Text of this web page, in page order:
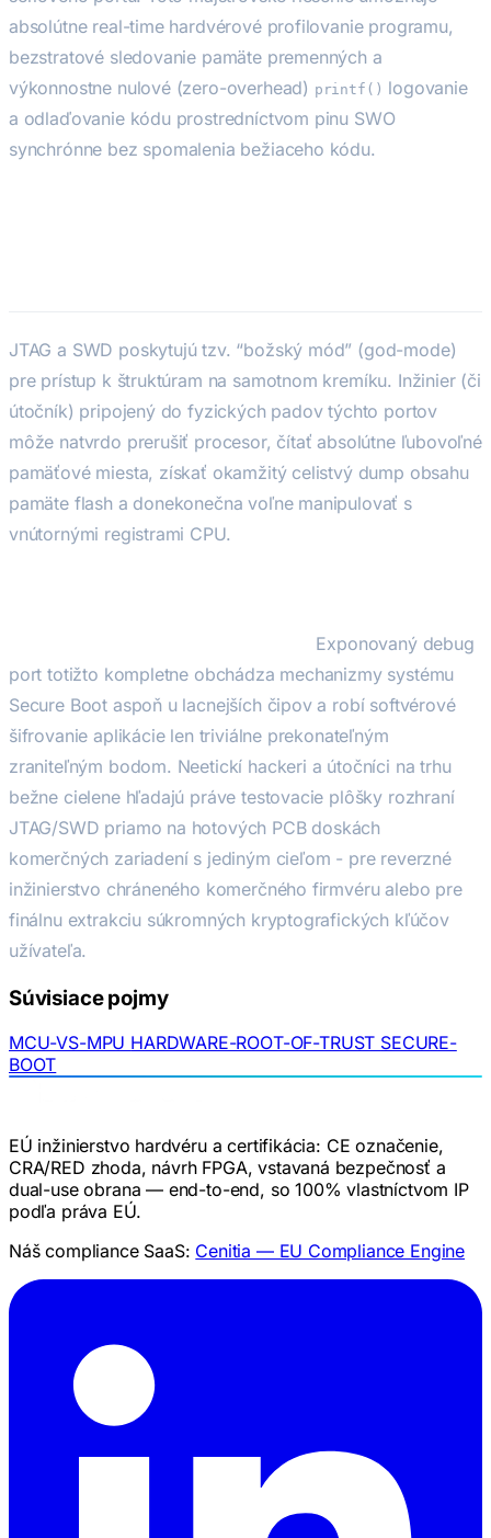
absolútne real-time hardvérové profilovanie programu,
bezstratové sledovanie pamäte premenných a
výkonnostne nulové (zero-overhead) printf() logovanie
a odlaďovanie kódu prostredníctvom pinu SWO
synchrónne bez spomalenia bežiaceho kódu.
JTAG a SWD poskytujú tzv. “božský mód” (god-mode)
pre prístup k štruktúram na samotnom kremíku. Inžinier (či
útočník) pripojený do fyzických padov týchto portov
môže natvrdo prerušiť procesor, čítať absolútne ľubovoľné
pamäťové miesta, získať okamžitý celistvý dump obsahu
pamäte flash a donekonečna voľne manipulovať s
vnútornými registrami CPU.
Exponovaný debug
port totižto kompletne obchádza mechanizmy systému
Secure Boot aspoň u lacnejších čipov a robí softvérové
šifrovanie aplikácie len triviálne prekonateľným
zraniteľným bodom. Neetickí hackeri a útočníci na trhu
bežne cielene hľadajú práve testovacie plôšky rozhraní
JTAG/SWD priamo na hotových PCB doskách
komerčných zariadení s jediným cieľom - pre reverzné
inžinierstvo chráneného komerčného firmvéru alebo pre
finálnu extrakciu súkromných kryptografických kľúčov
užívateľa.
Súvisiace pojmy
MCU-VS-MPU HARDWARE-ROOT-OF-TRUST SECURE-
BOOT
EÚ inžinierstvo hardvéru a certifikácia: CE označenie,
CRA/RED zhoda, návrh FPGA, vstavaná bezpečnosť a
dual-use obrana — end-to-end, so 100% vlastníctvom IP
podľa práva EÚ.
Náš compliance SaaS: Cenitia — EU Compliance Engine